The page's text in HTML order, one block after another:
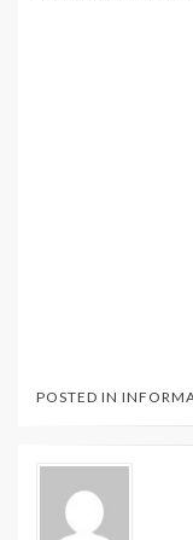
POSTED IN